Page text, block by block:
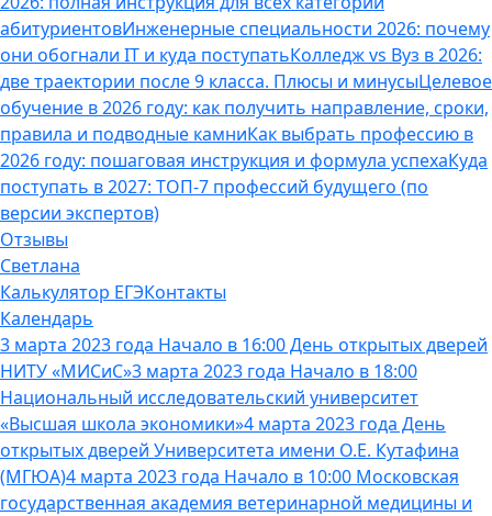
абитуриентовИнженерные специальности 2026: почему
они обогнали IT и куда поступатьКолледж vs Вуз в 2026:
две траектории после 9 класса. Плюсы и минусыЦелевое
обучение в 2026 году: как получить направление, сроки,
правила и подводные камниКак выбрать профессию в
2026 году: пошаговая инструкция и формула успехаКуда
поступать в 2027: ТОП-7 профессий будущего (по
версии экспертов)
Отзывы
Светлана
Калькулятор ЕГЭКонтакты
Календарь
3 марта 2023 года Начало в 16:00 День открытых дверей
НИТУ «МИСиС»3 марта 2023 года Начало в 18:00
Национальный исследовательский университет
«Высшая школа экономики»4 марта 2023 года День
открытых дверей Университета имени О.Е. Кутафина
(МГЮА)4 марта 2023 года Начало в 10:00 Московская
государственная академия ветеринарной медицины и